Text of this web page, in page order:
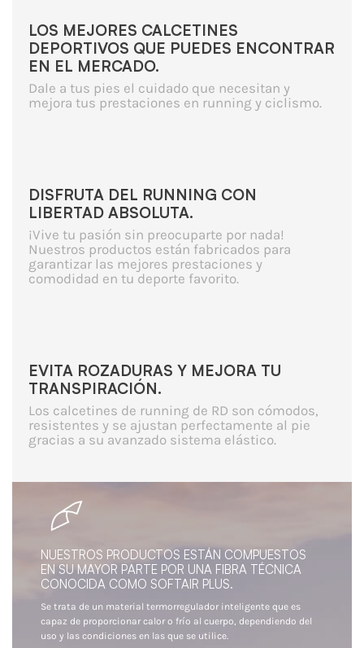
LOS MEJORES CALCETINES
DEPORTIVOS QUE PUEDES ENCONTRAR
EN EL MERCADO.
Dale a tus pies el cuidado que necesitan y
mejora tus prestaciones en running y ciclismo.
DISFRUTA DEL RUNNING CON
LIBERTAD ABSOLUTA.
¡Vive tu pasión sin preocuparte por nada!
Nuestros productos están fabricados para
garantizar las mejores prestaciones y
comodidad en tu deporte favorito.
EVITA ROZADURAS Y MEJORA TU
TRANSPIRACIÓN.
Los calcetines de running de RD son cómodos,
resistentes y se ajustan perfectamente al pie
gracias a su avanzado sistema elástico.
NUESTROS PRODUCTOS ESTÁN COMPUESTOS
EN SU MAYOR PARTE POR UNA FIBRA TÉCNICA
CONOCIDA COMO SOFTAIR PLUS.
Se trata de un material termorregulador inteligente que es
capaz de proporcionar calor o frío al cuerpo, dependiendo del
uso y las condiciones en las que se utilice.